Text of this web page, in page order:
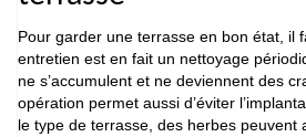
Pour garder une terrasse en bon état, il
entretien est en fait un nettoyage
ne s’accumulent et ne deviennent des
opération permet aussi d’éviter
le type de terrasse, des herbes peuvent